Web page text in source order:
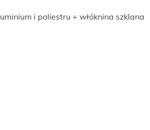
i poliestru + włóknina szklana